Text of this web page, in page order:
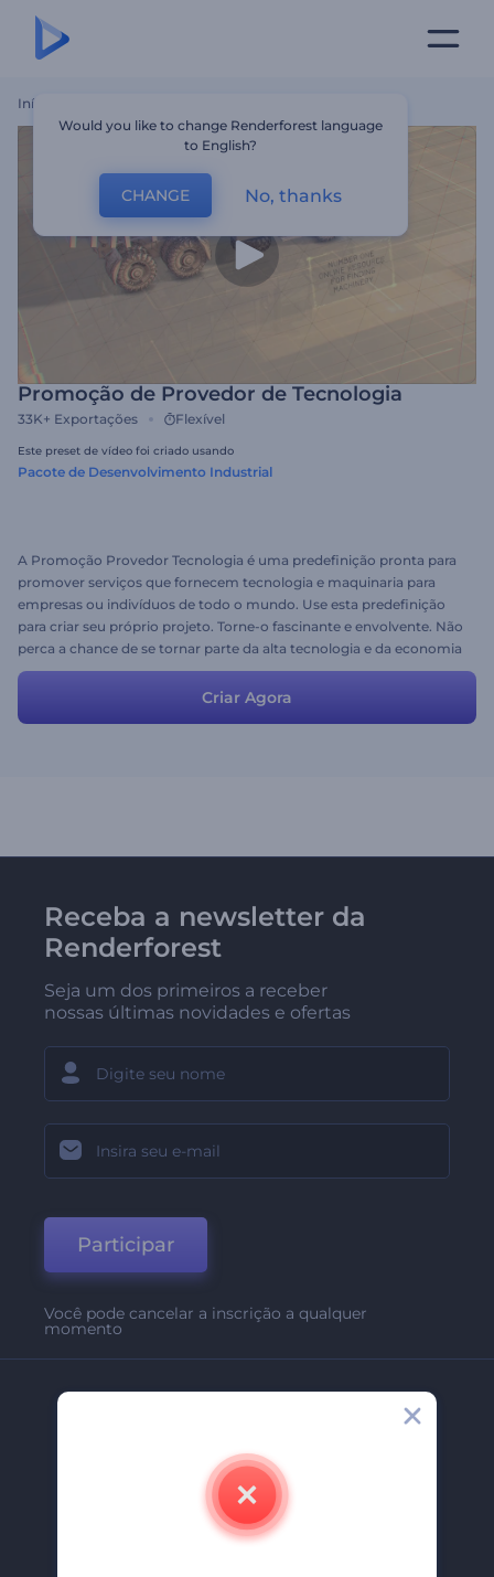
Início
Promoção de Provedor de Tecnologia
33K+ Exportações Flexível
Este preset de vídeo foi criado usando
Pacote de Desenvolvimento Industrial
A Promoção Provedor Tecnologia é uma predefinição pronta para
promover serviços que fornecem tecnologia e maquinaria para
empresas ou indivíduos de todo o mundo. Use esta predefinição
para criar seu próprio projeto. Torne-o fascinante e envolvente. Não
perca a chance de se tornar parte da alta tecnologia e da economia
mundial. Basta carregar suas imagens, alterar o texto, adicionar
música e aproveitar os benefícios do seu projeto de sucesso. Livre
para testar com Renderforest!
Criar Agora
Receba a newsletter da
Renderforest
Seja um dos primeiros a receber
nossas últimas novidades e ofertas
Participar
Você pode cancelar a inscrição a qualquer
momento
Contate-Nos
Carreiras
Would you like to change Renderforest language
to English?
CHANGE No, thanks